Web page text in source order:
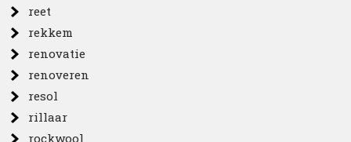
reet
rekkem
renovatie
renoveren
resol
rillaar
rockwool